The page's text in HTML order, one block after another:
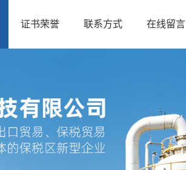
证书荣誉 联系方式 在线留言